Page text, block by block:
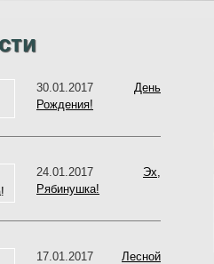
30.01.2017 День
Рождения!
24.01.2017 Эх,
Рябинушка!
17.01.2017 Лесной